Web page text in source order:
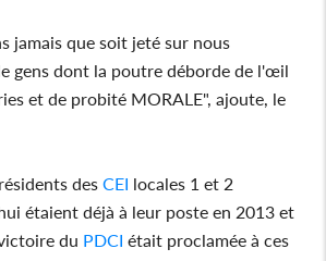
jamais que soit jeté sur nous
gens dont la poutre déborde de l'œil
et de probité MORALE", ajoute, le
desCEI locales 1 et 2
étaient déjà à leur poste en 2013 et
du PDCI était proclamée à ces